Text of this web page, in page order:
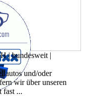
| bundesweit |
und/oder
wir über unseren
fast ...